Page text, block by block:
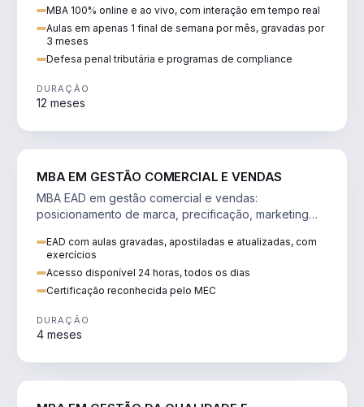
MBA 100% online e ao vivo, com interação em tempo real
Aulas em apenas 1 final de semana por mês, gravadas por
3 meses
Defesa penal tributária e programas de compliance
DURAÇÃO
12 meses
MBA EM GESTÃO COMERCIAL E VENDAS
MBA EAD em gestão comercial e vendas:
posicionamento de marca, precificação, marketing
EAD com aulas gravadas, apostiladas e atualizadas, com
exercícios
Acesso disponível 24 horas, todos os dias
Certificação reconhecida pelo MEC
DURAÇÃO
4 meses